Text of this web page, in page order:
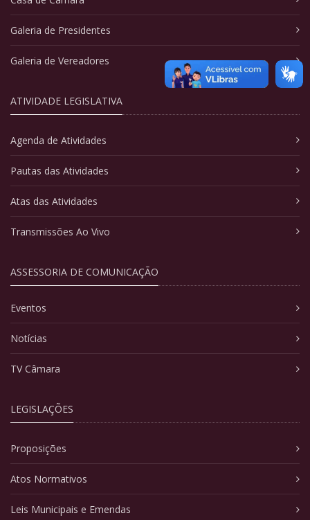
Galeria de Presidentes
Galeria de Vereadores
ATIVIDADE LEGISLATIVA
Agenda de Atividades
Pautas das Atividades
Atas das Atividades
Transmissões Ao Vivo
ASSESSORIA DE COMUNICAÇÃO
Eventos
Notícias
TV Câmara
LEGISLAÇÕES
Proposições
Atos Normativos
Leis Municipais e Emendas